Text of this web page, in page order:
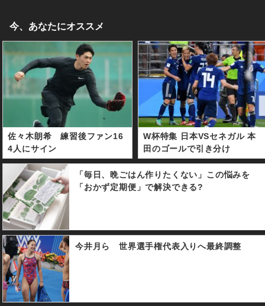
今、あなたにオススメ
佐々木朗希 練習後ファン16
4人にサイン
W杯特集 日本VSセネガル 本
田のゴールで引き分け
「毎日、晩ごはん作りたくない」この悩みを
「おかず定期便」で解決できる?
今井月ら 世界選手権代表入りへ最終調整